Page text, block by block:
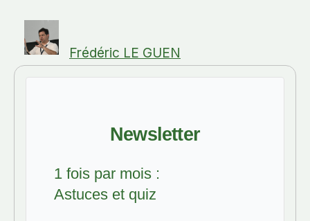
Frédéric LE GUEN
Newsletter
1 fois par mois :
Astuces et quiz